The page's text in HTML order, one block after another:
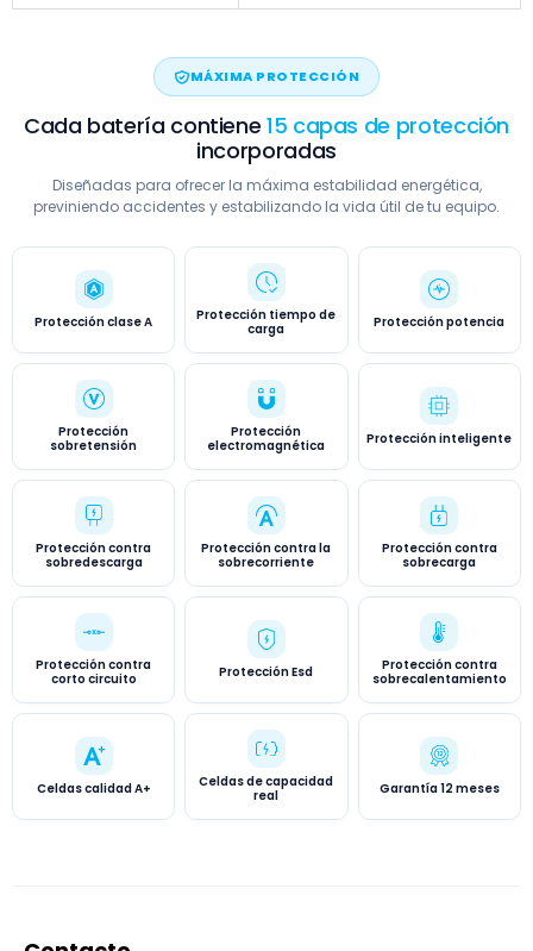
MÁXIMA PROTECCIÓN
Cada batería contiene 15 capas de protección
incorporadas
Diseñadas para ofrecer la máxima estabilidad energética,
previniendo accidentes y estabilizando la vida útil de tu equipo.
Protección clase A
Protección tiempo de
carga
Protección potencia
Protección
sobretensión
Protección
electromagnética
Protección inteligente
Protección contra
sobredescarga
Protección contra la
sobrecorriente
Protección contra
sobrecarga
Protección contra
corto circuito
Protección Esd
Protección contra
sobrecalentamiento
Celdas calidad A+
Celdas de capacidad
real
Garantía 12 meses